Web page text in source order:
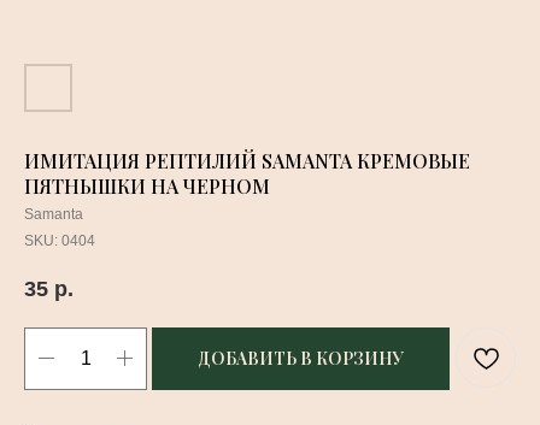
ИМИТАЦИЯ РЕПТИЛИЙ SAMANTA КРЕМОВЫЕ
ПЯТНЫШКИ НА ЧЕРНОМ
Samanta
SKU: 0404
35 р.
ДОБАВИТЬ В КОРЗИНУ